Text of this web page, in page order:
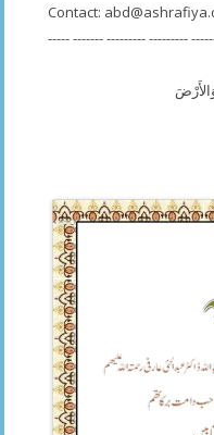
Contact:
----- ------- --------- ---------